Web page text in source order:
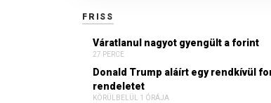
FRISS
Váratlanul nagyot gyengült a forint
27 PERCE
Donald Trump aláírt egy rendkívül
rendeletet
KÖRÜLBELÜL 1 ÓRÁJA